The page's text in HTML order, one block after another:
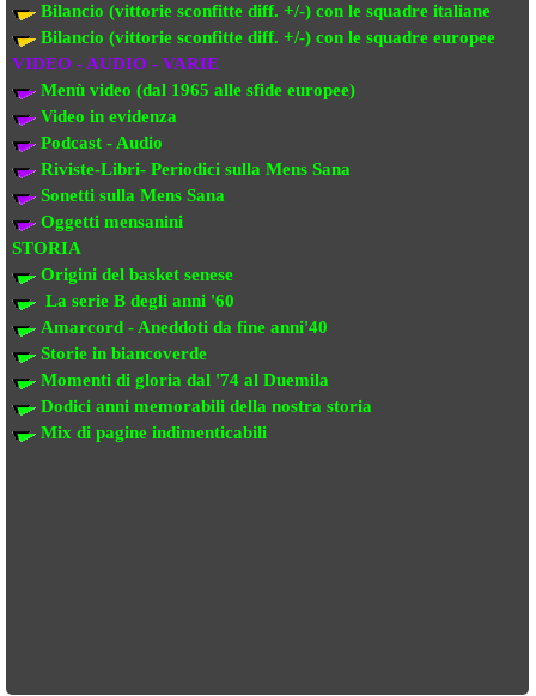
Bilancio (vittorie sconfitte diff. +/-) con le squadre italiane
Bilancio (vittorie sconfitte diff. +/-) con le squadre europee
VIDEO - AUDIO - VARIE
Menù video (dal 1965 alle sfide europee)
Video in evidenza
Podcast - Audio
Riviste-Libri- Periodici sulla Mens Sana
Sonetti sulla Mens Sana
Oggetti mensanini
STORIA
Origini del basket senese
La serie B degli anni '60
Amarcord - Aneddoti da fine anni'40
Storie in biancoverde
Momenti di gloria dal '74 al Duemila
Dodici anni memorabili della nostra storia
Mix di pagine indimenticabili